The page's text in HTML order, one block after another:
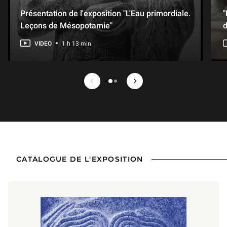
Présentation de l'exposition "L'Eau primordiale.
Leçons de Mésopotamie"
VIDEO 1 h 13 min
Media précédent
1 sur 2 Media suivant
CATALOGUE DE L'EXPOSITION